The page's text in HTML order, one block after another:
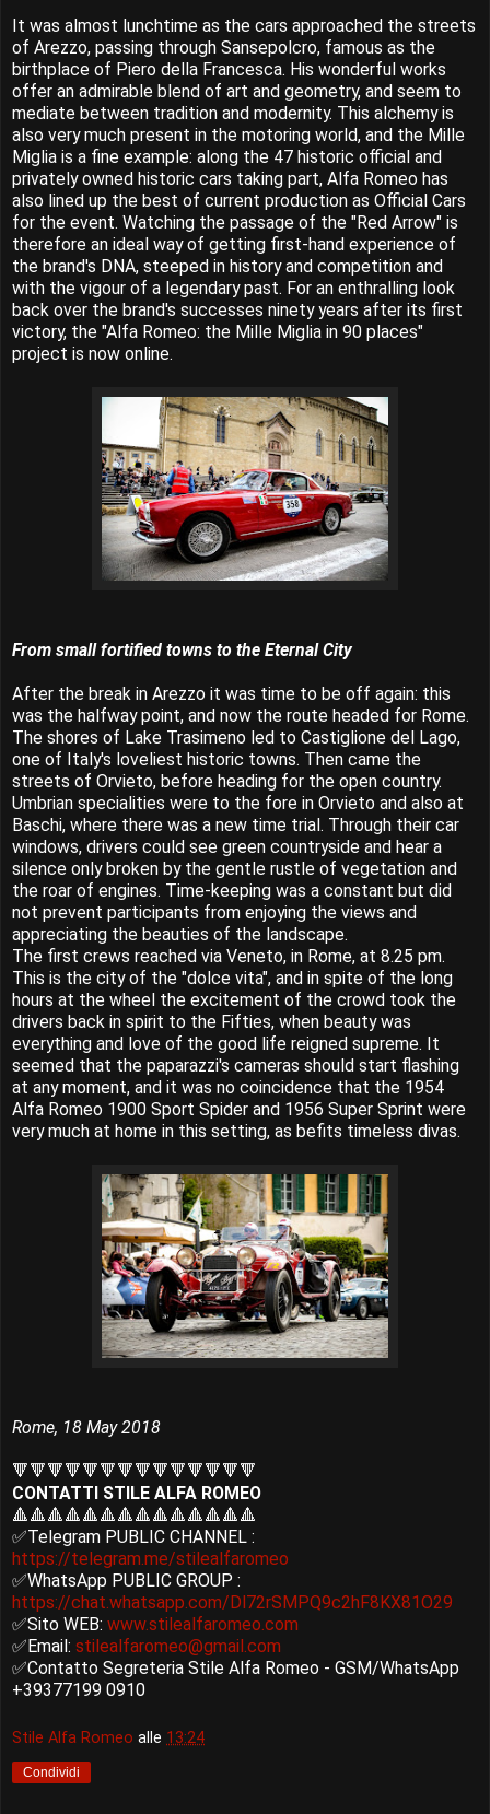
It was almost lunchtime as the cars approached the streets
of Arezzo, passing through Sansepolcro, famous as the
birthplace of Piero della Francesca. His wonderful works
offer an admirable blend of art and geometry, and seem to
mediate between tradition and modernity. This alchemy is
also very much present in the motoring world, and the Mille
Miglia is a fine example: along the 47 historic official and
privately owned historic cars taking part, Alfa Romeo has
also lined up the best of current production as Official Cars
for the event. Watching the passage of the "Red Arrow" is
therefore an ideal way of getting first-hand experience of
the brand's DNA, steeped in history and competition and
with the vigour of a legendary past. For an enthralling look
back over the brand's successes ninety years after its first
victory, the "Alfa Romeo: the Mille Miglia in 90 places"
project is now online.
From small fortified towns to the Eternal City
After the break in Arezzo it was time to be off again: this
was the halfway point, and now the route headed for Rome.
The shores of Lake Trasimeno led to Castiglione del Lago,
one of Italy's loveliest historic towns. Then came the
streets of Orvieto, before heading for the open country.
Umbrian specialities were to the fore in Orvieto and also at
Baschi, where there was a new time trial. Through their car
windows, drivers could see green countryside and hear a
silence only broken by the gentle rustle of vegetation and
the roar of engines. Time-keeping was a constant but did
not prevent participants from enjoying the views and
appreciating the beauties of the landscape.
The first crews reached via Veneto, in Rome, at 8.25 pm.
This is the city of the "dolce vita", and in spite of the long
hours at the wheel the excitement of the crowd took the
drivers back in spirit to the Fifties, when beauty was
everything and love of the good life reigned supreme. It
seemed that the paparazzi's cameras should start flashing
at any moment, and it was no coincidence that the 1954
Alfa Romeo 1900 Sport Spider and 1956 Super Sprint were
very much at home in this setting, as befits timeless divas.
Rome, 18 May 2018
🔻🔻🔻🔻🔻🔻🔻🔻🔻🔻🔻🔻🔻🔻
CONTATTI STILE ALFA ROMEO
🔺🔺🔺🔺🔺🔺🔺🔺🔺🔺🔺🔺🔺🔺
✅Telegram PUBLIC CHANNEL :
https://telegram.me/stilealfaromeo
✅WhatsApp PUBLIC GROUP :
https://chat.whatsapp.com/Dl72rSMPQ9c2hF8KX81O29
✅Sito WEB: www.stilealfaromeo.com
✅Email: stilealfaromeo@gmail.com
✅Contatto Segreteria Stile Alfa Romeo - GSM/WhatsApp
+39377199 0910
Stile Alfa Romeo alle 13:24
Condividi